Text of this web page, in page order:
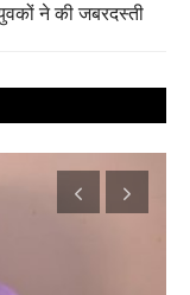
ने की जबरदस्ती